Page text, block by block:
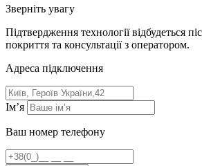
Зверніть увагу
Підтвердження технології відбудеться
покриття та консультації з оператором.
Адресa підключення
Ім’я
Ваш номер телефону